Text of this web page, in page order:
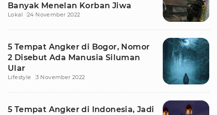
Banyak Menelan Korban Jiwa
Lokal 24 November 2022
5 Tempat Angker di Bogor, Nomor
2 Disebut Ada Manusia Siluman
Ular
Lifestyle 3 November 2022
5 Tempat Angker di Indonesia, Jadi